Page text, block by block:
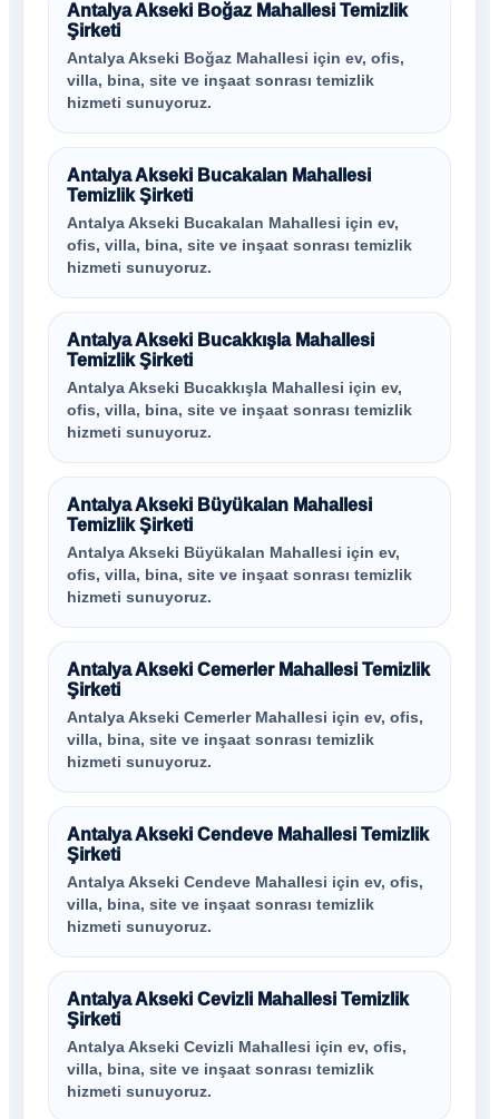
Antalya Akseki Boğaz Mahallesi Temizlik
Şirketi
Antalya Akseki Boğaz Mahallesi için ev, ofis,
villa, bina, site ve inşaat sonrası temizlik
hizmeti sunuyoruz.
Antalya Akseki Bucakalan Mahallesi
Temizlik Şirketi
Antalya Akseki Bucakalan Mahallesi için ev,
ofis, villa, bina, site ve inşaat sonrası temizlik
hizmeti sunuyoruz.
Antalya Akseki Bucakkışla Mahallesi
Temizlik Şirketi
Antalya Akseki Bucakkışla Mahallesi için ev,
ofis, villa, bina, site ve inşaat sonrası temizlik
hizmeti sunuyoruz.
Antalya Akseki Büyükalan Mahallesi
Temizlik Şirketi
Antalya Akseki Büyükalan Mahallesi için ev,
ofis, villa, bina, site ve inşaat sonrası temizlik
hizmeti sunuyoruz.
Antalya Akseki Cemerler Mahallesi Temizlik
Şirketi
Antalya Akseki Cemerler Mahallesi için ev, ofis,
villa, bina, site ve inşaat sonrası temizlik
hizmeti sunuyoruz.
Antalya Akseki Cendeve Mahallesi Temizlik
Şirketi
Antalya Akseki Cendeve Mahallesi için ev, ofis,
villa, bina, site ve inşaat sonrası temizlik
hizmeti sunuyoruz.
Antalya Akseki Cevizli Mahallesi Temizlik
Şirketi
Antalya Akseki Cevizli Mahallesi için ev, ofis,
villa, bina, site ve inşaat sonrası temizlik
hizmeti sunuyoruz.